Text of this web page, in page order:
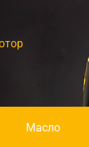
Масло